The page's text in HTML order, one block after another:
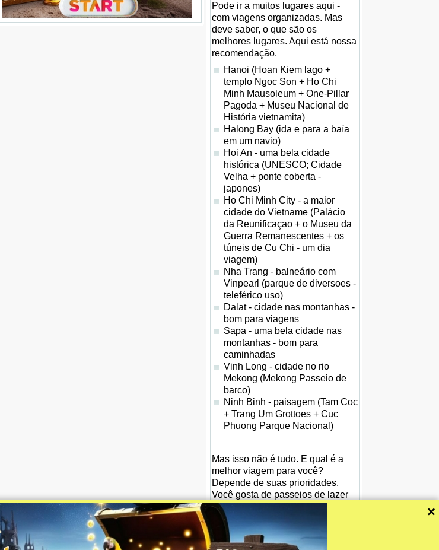
Pode ir a muitos lugares aqui -
com viagens organizadas. Mas
deve saber, o que são os
melhores lugares. Aqui está nossa
recomendação.
Hanoi (Hoan Kiem lago +
templo Ngoc Son + Ho Chi
Minh Mausoleum + One-Pillar
Pagoda + Museu Nacional de
História vietnamita)
Halong Bay (ida e para a baía
em um navio)
Hoi An - uma bela cidade
histórica (UNESCO; Cidade
Velha + ponte coberta -
japones)
Ho Chi Minh City - a maior
cidade do Vietname (Palácio
da Reunificaçao + o Museu da
Guerra Remanescentes + os
túneis de Cu Chi - um dia
viagem)
Nha Trang - balneário com
Vinpearl (parque de diversoes -
teleférico uso)
Dalat - cidade nas montanhas -
bom para viagens
Sapa - uma bela cidade nas
montanhas - bom para
caminhadas
Vinh Long - cidade no rio
Mekong (Mekong Passeio de
barco)
Ninh Binh - paisagem (Tam Coc
+ Trang Um Grottoes + Cuc
Phuong Parque Nacional)
Mas isso não é tudo. E qual é a
melhor viagem para você?
Depende de suas prioridades.
Você gosta de passeios de lazer
ou viagens difícil? Você gosta de
monumentos históricos, teatro ou
esporte? Ou você gosta de
viagens para as montanhas?
×